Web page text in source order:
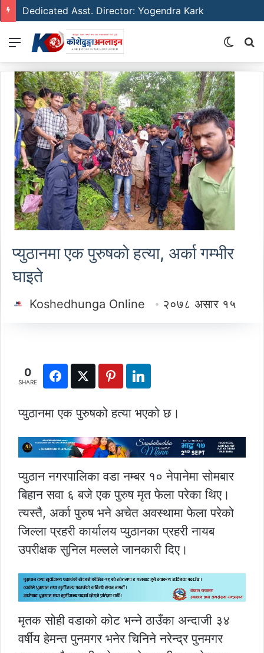
Dedicated Asst. Director: Yogendra Kark
Menu
Switch
प्युठानमा एक पुरुषको हत्या, अर्का गम्भीर
घाइते
Koshedhunga Online २०७८ असार १५
0
SHARE
प्युठानमा एक पुरुषको हत्या भएको छ।
प्युठान नगरपालिका वडा नम्बर १० नेपानेमा सोमबार
बिहान सवा ६ बजे एक पुरुष मृत फेला परेका थिए।
त्यस्तै, अर्का पुरुष भने अचेत अवस्थामा फेला परेको
जिल्ला प्रहरी कार्यालय प्युठानका प्रहरी नायब
उपरीक्षक सुनिल मल्लले जानकारी दिए।
मृतक सोही वडाको कोट भन्ने ठाउँका अन्दाजी ३४
वर्षीय हेमन्त पुनमगर भनेर चिनिने नरेन्द्र पुनमगर